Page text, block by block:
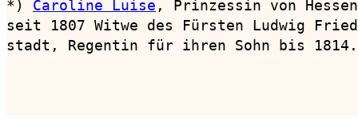
*) Caroline Luise , Prinzessin von
seit 1807 Witwe des Fürsten Ludwig
stadt, Regentin für ihren Sohn bis 1814.